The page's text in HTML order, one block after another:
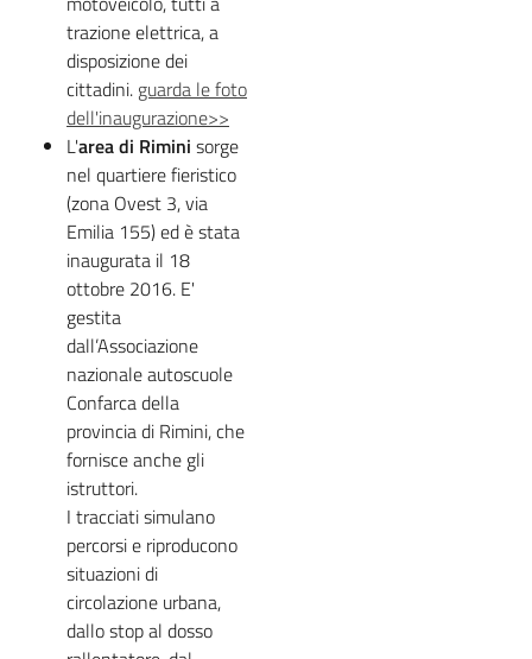
trazione elettrica, a
disposizione dei
cittadini. guarda le foto
dell'inaugurazione>>
L'area di Rimini sorge
nel quartiere fieristico
(zona Ovest 3, via
Emilia 155) ed è stata
inaugurata il 18
ottobre 2016. E'
gestita
dall’Associazione
nazionale autoscuole
Confarca della
provincia di Rimini, che
fornisce anche gli
istruttori.
I tracciati simulano
percorsi e riproducono
situazioni di
circolazione urbana,
dallo stop al dosso